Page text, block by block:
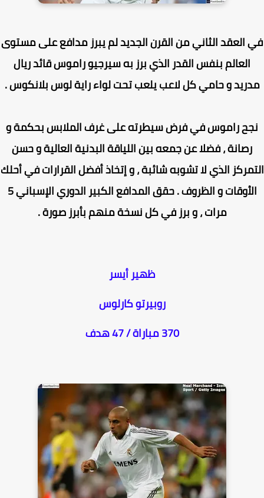
العقد الثاني من القرن الجديد لم يبرز مدافع على مستوى
العالم بنفس القدر الذي برز به سيرجيو راموس قائد ريال
و حامي كل لاعب يلعب تحت لواء راية لوس بلانكوس .
راموس في فرض سيطرته على غرف الملابس بحكمة و
رصانة ، فضلا عن جمعه بين اللياقة البدنية العالية و حسن
الذي لا تشوبه شائبة ، و إتخاذ أفضل القرارات في أحلك
الأوقات و الظروف . حقق المدافع الكبير الدوري الإسباني 5
مرات ، و برز في كل نسخة منهم بأبرز صورة .
ظهير أيسر
روبيرتو كارلوس
370 مباراة / 47 هدف